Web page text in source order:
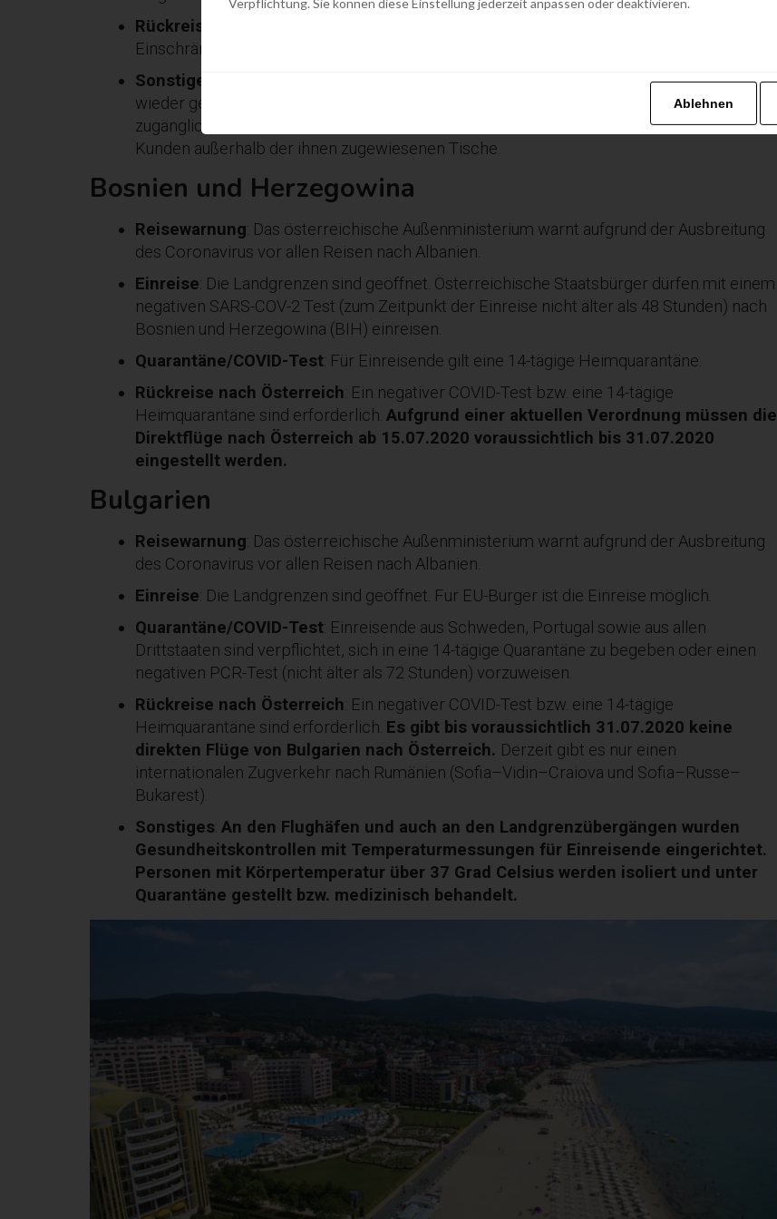
Rückreise nach Österreich
Einschränkungen möglich.
Sonstiges
: Cafés, Bars und Restaurants sind unter Einhaltung bestimmter Auflagen
wieder geöffnet. Die Maskenpflicht gilt in öffentlichen Verkehrsmitteln, in allen öffentlich
zugänglichen Gebäuden, auf Märkten, Jahrmärkten, sowie in der Gastronomie auch für
Kunden außerhalb der ihnen zugewiesenen Tische.
Bosnien und Herzegowina
Reisewarnung: Das österreichische Außenministerium warnt aufgrund der Ausbreitung
des Coronavirus vor allen Reisen nach Albanien.
Einreise: Die Landgrenzen sind geöffnet. Österreichische Staatsbürger dürfen mit einem
negativen SARS-COV-2 Test (zum Zeitpunkt der Einreise nicht älter als 48 Stunden) nach
Bosnien und Herzegowina (BIH) einreisen.
Quarantäne/COVID-Test: Für Einreisende gilt eine 14-tägige Heimquarantäne.
Rückreise nach Österreich: Ein negativer COVID-Test bzw. eine 14-tägige
Heimquarantäne sind erforderlich.Aufgrund einer aktuellen Verordnung müssen die
Direktflüge nach Österreich ab 15.07.2020 voraussichtlich bis 31.07.2020
eingestellt werden.
Bulgarien
Reisewarnung: Das österreichische Außenministerium warnt aufgrund der Ausbreitung
des Coronavirus vor allen Reisen nach Albanien.
Einreise: Die Landgrenzen sind geöffnet. Fur EU-Burger ist die Einreise möglich.
Quarantäne/COVID-Test: Einreisende aus Schweden, Portugal sowie aus allen
Drittstaaten sind verpflichtet, sich in eine 14-tägige Quarantäne zu begeben oder einen
negativen PCR-Test (nicht älter als 72 Stunden) vorzuweisen.
Rückreise nach Österreich: Ein negativer COVID-Test bzw. eine 14-tägige
Heimquarantäne sind erforderlich. Es gibt bis voraussichtlich 31.07.2020 keine
direkten Flüge von Bulgarien nach Österreich. Derzeit gibt es nur einen
internationalen Zugverkehr nach Rumänien (Sofia–Vidin–Craiova und Sofia–Russe–
Bukarest).
Sonstiges:An den Flughäfen und auch an den Landgrenzübergängen wurden
Gesundheitskontrollen mit Temperaturmessungen für Einreisende eingerichtet.
Personen mit Körpertemperatur über 37 Grad Celsius werden isoliert und unter
Quarantäne gestellt bzw. medizinisch behandelt.
Verpflichtung. Sie können diese Einstellung jederzeit anpassen oder deaktivieren.
Ablehnen